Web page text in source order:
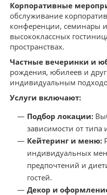
Корпоративные
обслуживание
конференции, семинары
высококлассных
пространствах.
Частные вечеринки и
рождения, юбилеев и
индивидуальным
Услуги включают:
Подбор локации:
зависимости от
Кейтеринг и меню:
индивидуальных
предпочтений и
гостей.
Декор и